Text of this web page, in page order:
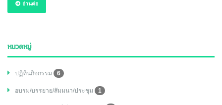
อ่านต่อ
หมวดหมู่
ปฏิทินกิจกรรม 6
อบรม/บรรยาย/สัมมนา/ประชุม 1